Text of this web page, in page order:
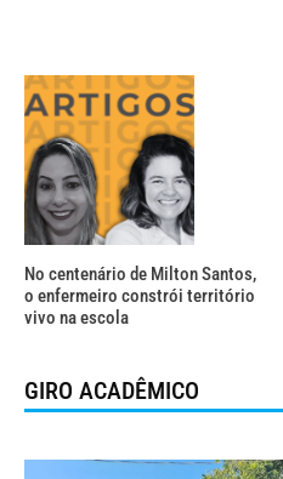
No centenário de Milton Santos,
o enfermeiro constrói território
vivo na escola
GIRO ACADÊMICO